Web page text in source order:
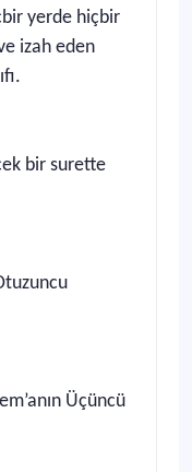
yerde hiçbir
izah eden
bir surette
Üçüncü